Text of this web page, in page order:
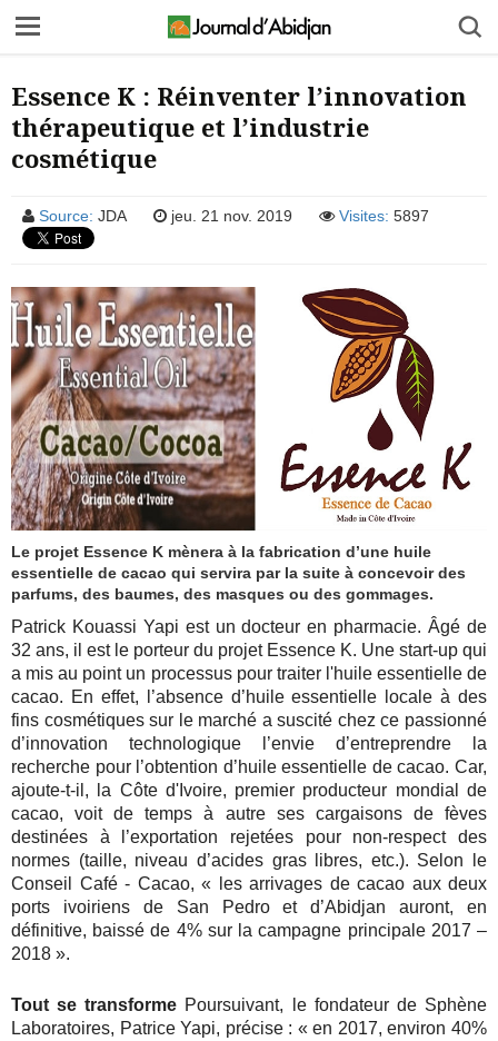
Essence K : Réinventer l’innovation
thérapeutique et l’industrie
cosmétique
Source: JDA jeu. 21 nov. 2019 Visites: 5897
Le projet Essence K mènera à la fabrication d’une huile
essentielle de cacao qui servira par la suite à concevoir des
parfums, des baumes, des masques ou des gommages.
Patrick Kouassi Yapi est un docteur en pharmacie. Âgé de
32 ans, il est le porteur du projet Essence K. Une start-up qui
a mis au point un processus pour traiter l'huile essentielle de
cacao. En effet, l’absence d’huile essentielle locale à des
fins cosmétiques sur le marché a suscité chez ce passionné
d’innovation technologique l’envie d’entreprendre la
recherche pour l’obtention d’huile essentielle de cacao. Car,
ajoute-t-il, la Côte d'Ivoire, premier producteur mondial de
cacao, voit de temps à autre ses cargaisons de fèves
destinées à l’exportation rejetées pour non-respect des
normes (taille, niveau d’acides gras libres, etc.). Selon le
Conseil Café - Cacao, « les arrivages de cacao aux deux
ports ivoiriens de San Pedro et d’Abidjan auront, en
définitive, baissé de 4% sur la campagne principale 2017 –
2018 ».
Tout se transforme Poursuivant, le fondateur de Sphène
Laboratoires, Patrice Yapi, précise : « en 2017, environ 40%